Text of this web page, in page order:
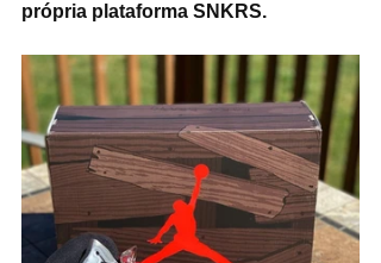
própria plataforma SNKRS.